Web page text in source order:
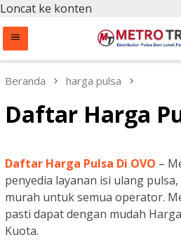
Loncat ke konten
Beranda harga pulsa
Daftar Harga
Daftar Harga Pulsa Di OVO –
penyedia layanan isi ulang
murah untuk semua operator.
pasti dapat dengan mudah
Kuota.